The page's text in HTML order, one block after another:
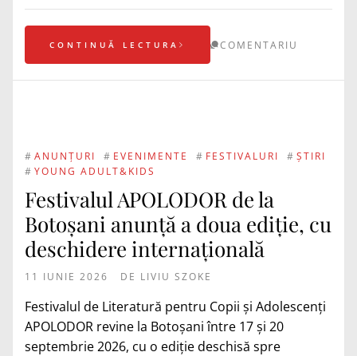
CONTINUĂ LECTURA COMENTARIU
# ANUNȚURI # EVENIMENTE # FESTIVALURI # ȘTIRI
# YOUNG ADULT&KIDS
Festivalul APOLODOR de la
Botoșani anunță a doua ediție, cu
deschidere internațională
11 IUNIE 2026 DE LIVIU SZOKE
Festivalul de Literatură pentru Copii și Adolescenți
APOLODOR revine la Botoșani între 17 și 20
septembrie 2026, cu o ediție deschisă spre